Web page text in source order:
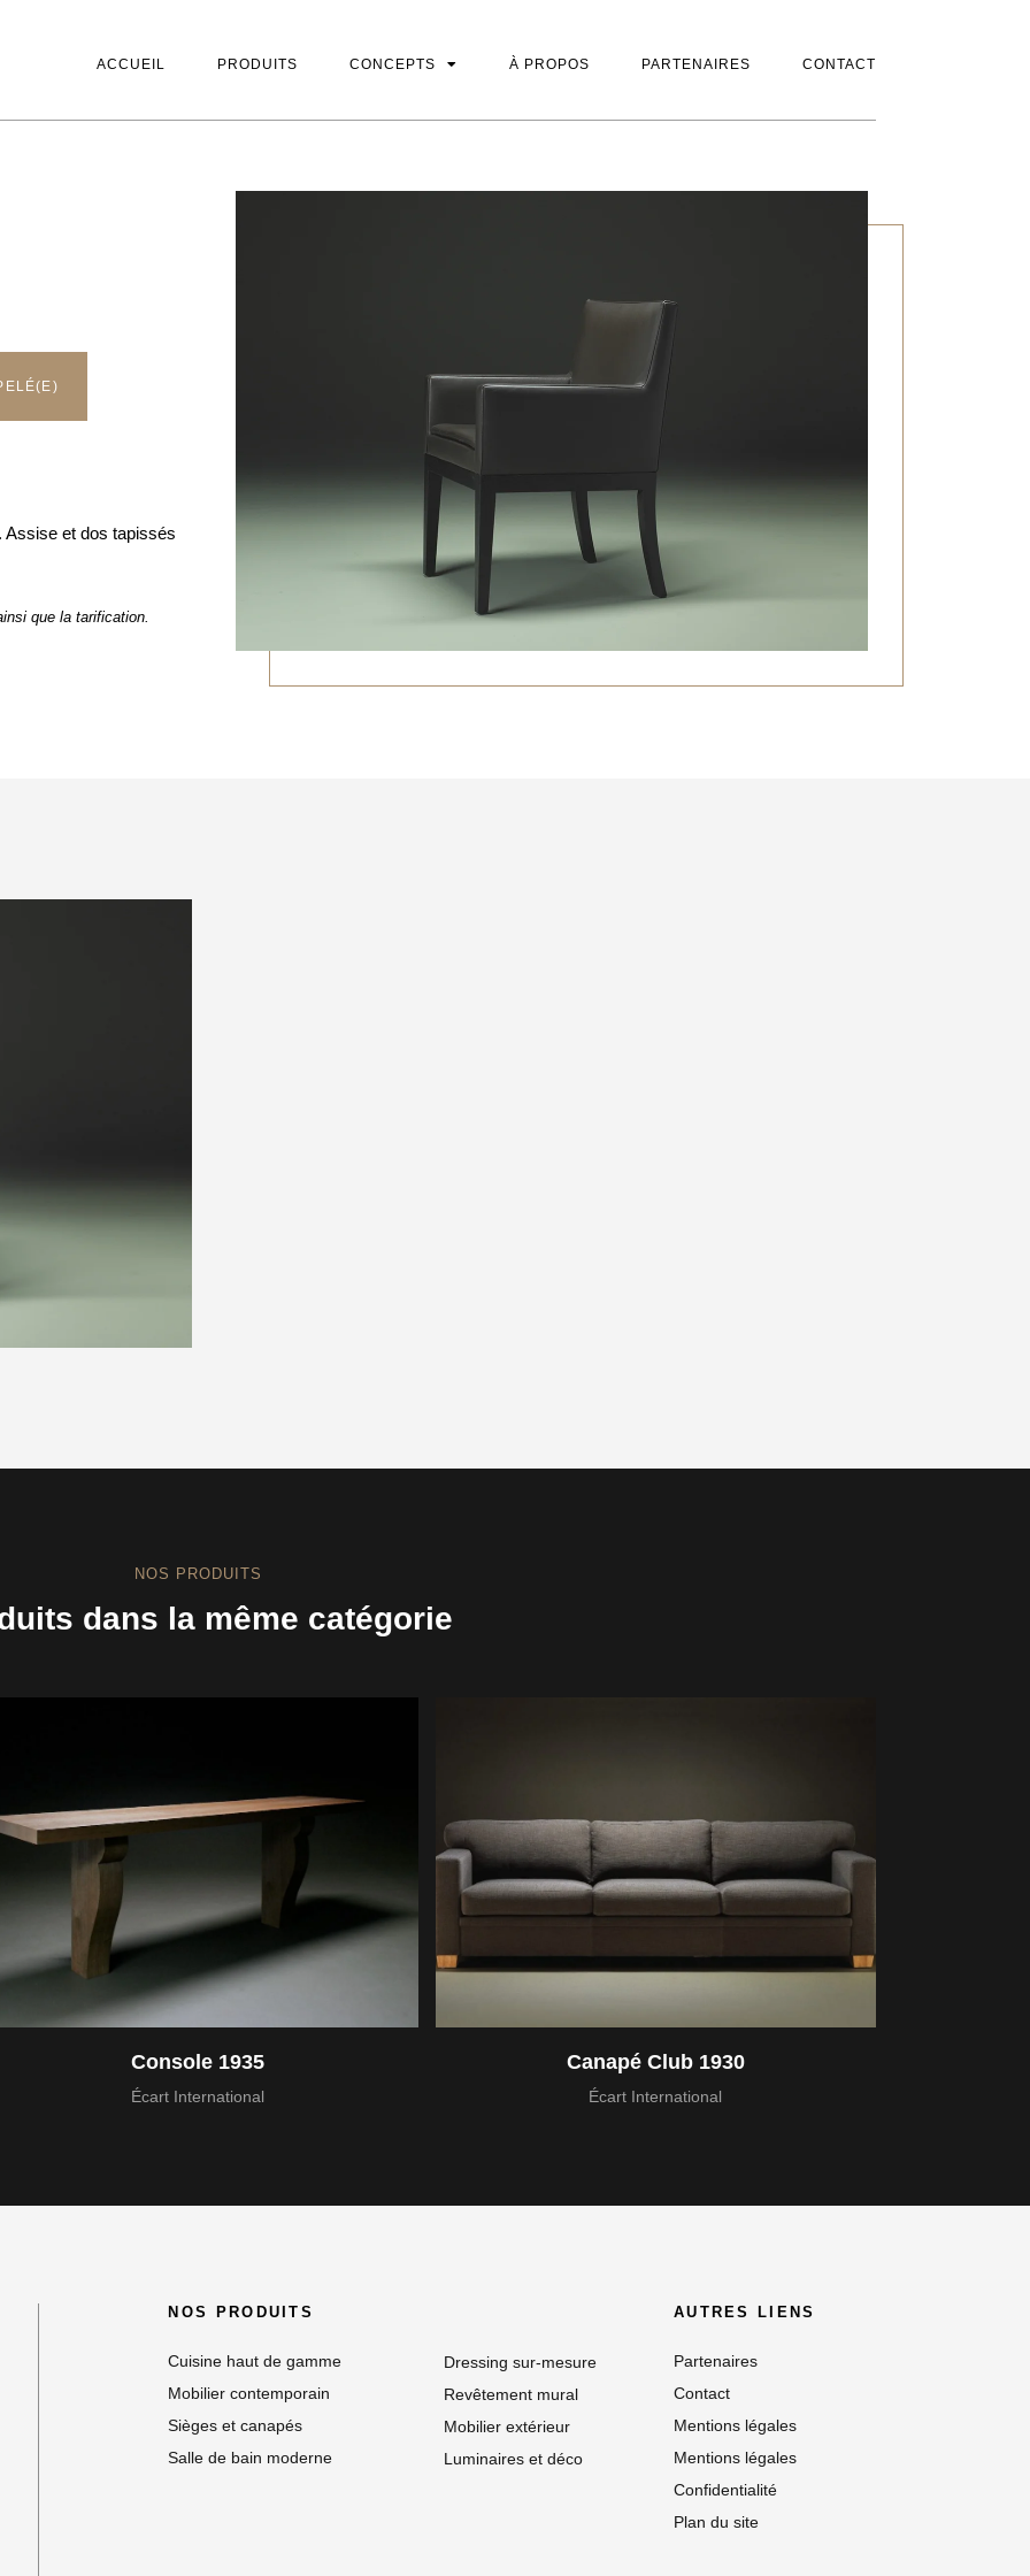
ACCUEIL
PRODUITS CONCEPTS À PROPOS PARTENAIRES CONTACT
Assise et dos tapissés
que la tarification.
NOS PRODUITS
dans la même catégorie
Console 1935
Écart International
Canapé Club 1930
Écart International
NOS PRODUITS
Cuisine haut de gamme
Mobilier contemporain
Sièges et canapés
Salle de bain moderne
Dressing sur-mesure
Revêtement mural
Mobilier extérieur
Luminaires et déco
AUTRES LIENS
Partenaires
Contact
Mentions légales
Mentions légales
Confidentialité
Plan du site